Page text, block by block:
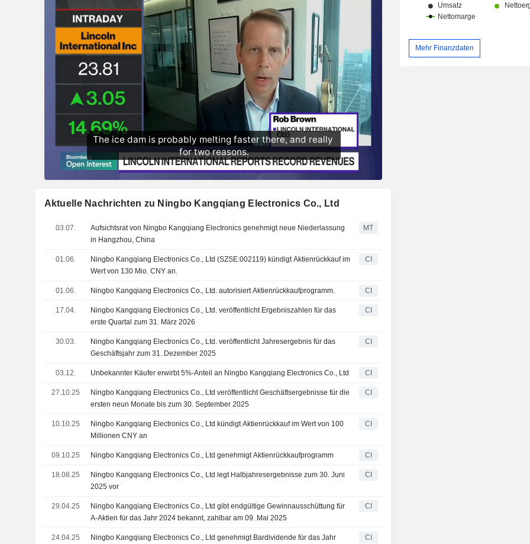
Aktuelle Nachrichten zu Ningbo Kangqiang Electronics Co., Ltd
03.07.
Aufsichtsrat von Ningbo Kangqiang Electronics genehmigt neue Niederlassung
in Hangzhou, China
MT
01.06.
Ningbo Kangqiang Electronics Co., Ltd (SZSE:002119) kündigt Aktienrückkauf im
Wert von 130 Mio. CNY an.
CI
01.06. Ningbo Kangqiang Electronics Co., Ltd. autorisiert Aktienrückkaufprogramm. CI
17.04.
Ningbo Kangqiang Electronics Co., Ltd. veröffentlicht Ergebniszahlen für das
erste Quartal zum 31. März 2026
CI
30.03.
Ningbo Kangqiang Electronics Co., Ltd. veröffentlicht Jahresergebnis für das
Geschäftsjahr zum 31. Dezember 2025
CI
03.12. Unbekannter Käufer erwirbt 5%-Anteil an Ningbo Kangqiang Electronics Co., Ltd CI
27.10.25
Ningbo Kangqiang Electronics Co., Ltd veröffentlicht Geschäftsergebnisse für die
ersten neun Monate bis zum 30. September 2025
CI
10.10.25
Ningbo Kangqiang Electronics Co., Ltd kündigt Aktienrückkauf im Wert von 100
Millionen CNY an
CI
09.10.25 Ningbo Kangqiang Electronics Co., Ltd genehmigt Aktienrückkaufprogramm CI
18.08.25
Ningbo Kangqiang Electronics Co., Ltd legt Halbjahresergebnisse zum 30. Juni
2025 vor
CI
29.04.25
Ningbo Kangqiang Electronics Co., Ltd gibt endgültige Gewinnausschüttung für
A-Aktien für das Jahr 2024 bekannt, zahlbar am 09. Mai 2025
CI
24.04.25
Ningbo Kangqiang Electronics Co., Ltd genehmigt Bardividende für das Jahr
CI
Mehr Finanzdaten